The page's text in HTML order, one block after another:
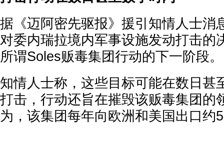
据《迈阿密先驱报》援引知情人士消
对委内瑞拉境内军事设施发动打击的
所谓Soles贩毒集团行动的下一阶段。
知情人士称，这些目标可能在数日甚
打击，行动还旨在摧毁该贩毒集团的
为，该集团每年向欧洲和美国出口约